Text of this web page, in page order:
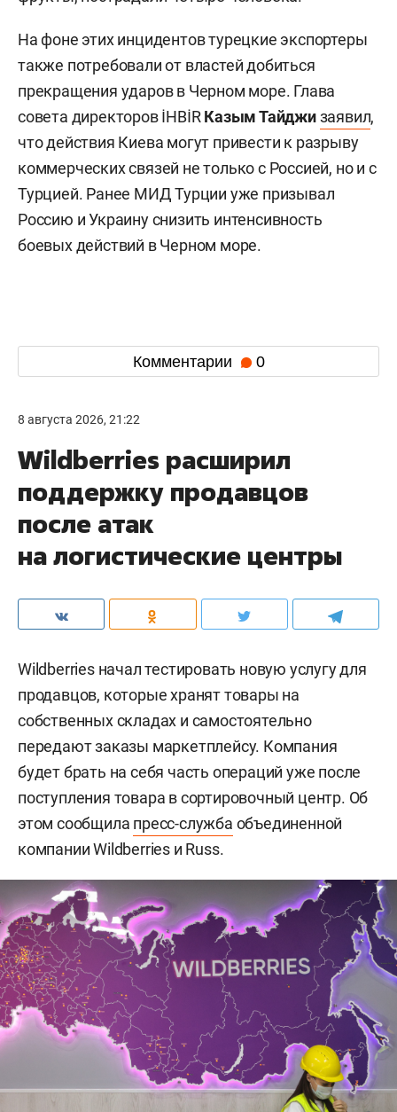
На фоне этих инцидентов турецкие экспортеры
также потребовали от властей добиться
прекращения ударов в Черном море. Глава
совета директоров İHBİRКазым Тайджизаявил,
что действия Киева могут привести к разрыву
коммерческих связей не только с Россией, но и с
Турцией. Ранее МИД Турции уже призывал
Россию и Украину снизить интенсивность
боевых действий в Черном море.
Комментарии 0
8 августа 2026, 21:22
Wildberries расширил
поддержку продавцов
после атак
на логистические центры
Wildberries начал тестировать новую услугу для
продавцов, которые хранят товары на
собственных складах и самостоятельно
передают заказы маркетплейсу. Компания
будет брать на себя часть операций уже после
поступления товара в сортировочный центр. Об
этом сообщила пресс-служба объединенной
компании Wildberries и Russ.